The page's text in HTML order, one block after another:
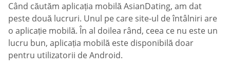
Când căutăm aplicația mobilă AsianDating, am dat
peste două lucruri. Unul pe care site-ul de întâlniri are
o aplicație mobilă. În al doilea rând, ceea ce nu este un
lucru bun, aplicația mobilă este disponibilă doar
pentru utilizatorii de Android.